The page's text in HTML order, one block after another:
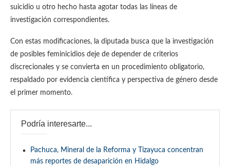
suicidio u otro hecho hasta agotar todas las líneas de
investigación correspondientes.
Con estas modificaciones, la diputada busca que la investigación
de posibles feminicidios deje de depender de criterios
discrecionales y se convierta en un procedimiento obligatorio,
respaldado por evidencia científica y perspectiva de género desde
el primer momento.
Podría interesarte...
Pachuca, Mineral de la Reforma y Tizayuca concentran
más reportes de desaparición en Hidalgo